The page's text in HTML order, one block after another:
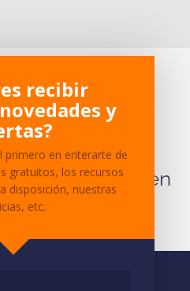
interesante?
sobre el
ponte en
nosotros.
recibir
y
primero en enterarte de
gratuitos, los recursos
disposición, nuestras
etc.